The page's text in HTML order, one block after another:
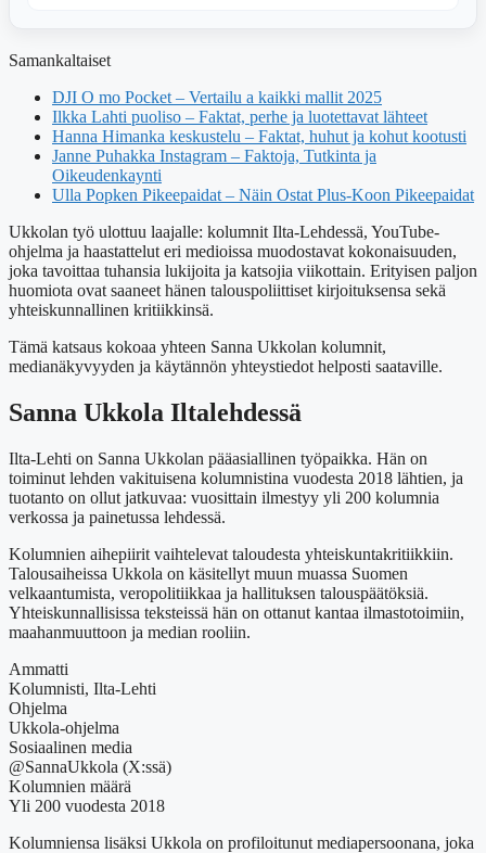
Samankaltaiset
DJI O mo Pocket – Vertailu a kaikki mallit 2025
Ilkka Lahti puoliso – Faktat, perhe ja luotettavat lähteet
Hanna Himanka keskustelu – Faktat, huhut ja kohut kootusti
Janne Puhakka Instagram – Faktoja, Tutkinta ja
Oikeudenkaynti
Ulla Popken Pikeepaidat – Näin Ostat Plus-Koon Pikeepaidat
Ukkolan työ ulottuu laajalle: kolumnit Ilta-Lehdessä, YouTube-
ohjelma ja haastattelut eri medioissa muodostavat kokonaisuuden,
joka tavoittaa tuhansia lukijoita ja katsojia viikottain. Erityisen paljon
huomiota ovat saaneet hänen talouspoliittiset kirjoituksensa sekä
yhteiskunnallinen kritiikkinsä.
Tämä katsaus kokoaa yhteen Sanna Ukkolan kolumnit,
medianäkyvyyden ja käytännön yhteystiedot helposti saataville.
Sanna Ukkola Iltalehdessä
Ilta-Lehti on Sanna Ukkolan pääasiallinen työpaikka. Hän on
toiminut lehden vakituisena kolumnistina vuodesta 2018 lähtien, ja
tuotanto on ollut jatkuvaa: vuosittain ilmestyy yli 200 kolumnia
verkossa ja painetussa lehdessä.
Kolumnien aihepiirit vaihtelevat taloudesta yhteiskuntakritiikkiin.
Talousaiheissa Ukkola on käsitellyt muun muassa Suomen
velkaantumista, veropolitiikkaa ja hallituksen talouspäätöksiä.
Yhteiskunnallisissa teksteissä hän on ottanut kantaa ilmastotoimiin,
maahanmuuttoon ja median rooliin.
Ammatti
Kolumnisti, Ilta-Lehti
Ohjelma
Ukkola-ohjelma
Sosiaalinen media
@SannaUkkola (X:ssä)
Kolumnien määrä
Yli 200 vuodesta 2018
Kolumniensa lisäksi Ukkola on profiloitunut mediapersoonana, joka